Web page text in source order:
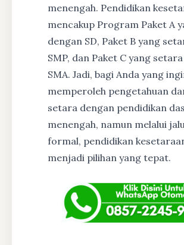
menengah. Pendidikan
mencakup Program Paket A
dengan SD, Paket B yang
SMP, dan Paket C yang
SMA. Jadi, bagi Anda yang
memperoleh pengetahuan
setara dengan pendidikan
menengah, namun melalui
formal, pendidikan
menjadi pilihan yang tepat.